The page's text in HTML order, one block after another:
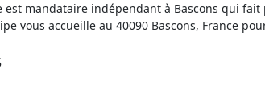
est mandataire indépendant à Bascons qui fait
vous accueille au 40090 Bascons, France